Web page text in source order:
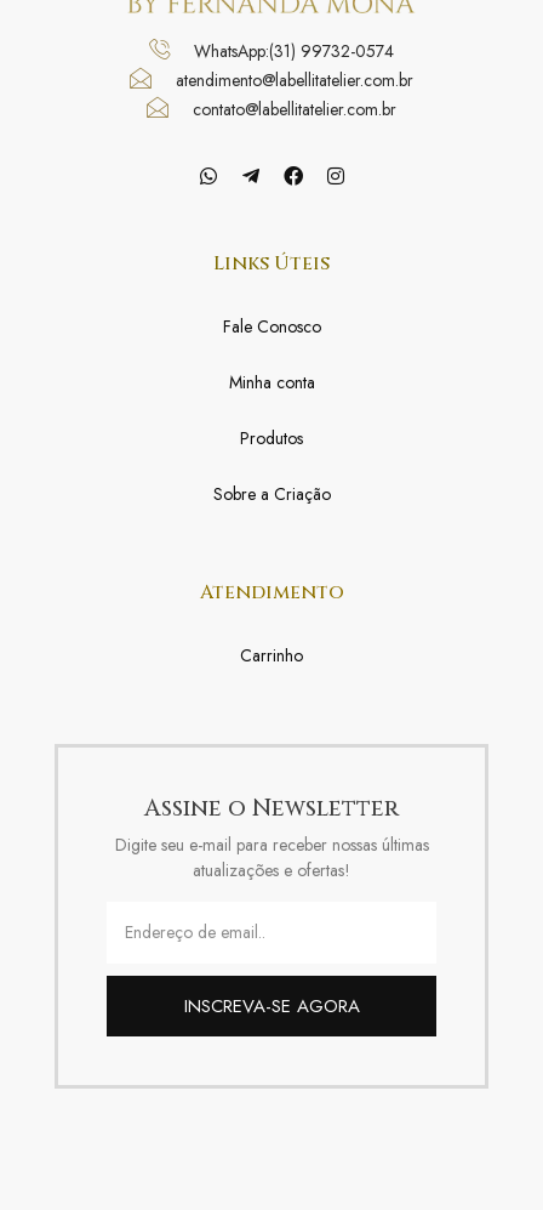
WhatsApp:(31) 99732-0574
atendimento@labellitatelier.com.br
contato@labellitatelier.com.br
Links Úteis
Fale Conosco
Minha conta
Produtos
Sobre a Criação
Atendimento
Carrinho
Assine o Newsletter
Digite seu e-mail para receber nossas últimas
atualizações e ofertas!
INSCREVA-SE AGORA